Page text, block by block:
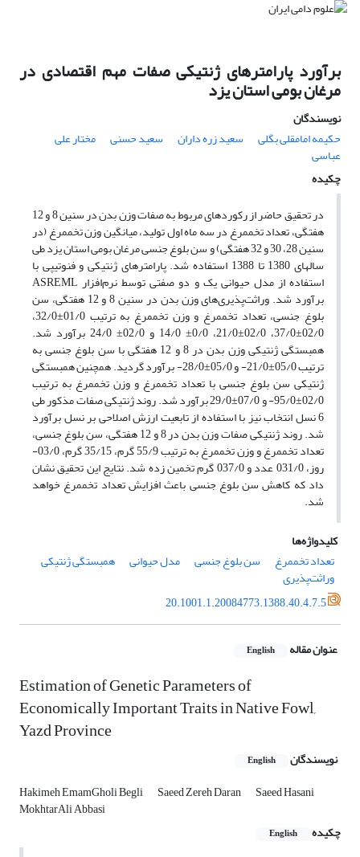
برآورد پارامترهای ژنتیکی صفات مهم اقتصادی در
مرغان بومی استان یزد
نویسندگان
حکیمه امامقلی بگلی
سعید زره داران سعید حسنی مختار علی
عباسی
چکیده
در تحقیق حاضر از رکوردهای مربوط به صفات وزن بدن در سنین 8 و 12
هفتگی، تعداد تخم‎مرغ در سه ماه اول تولید، میانگین وزن تخم‎مرغ (در
سنین 28، 30 و 32 هفتگی) و سن بلوغ جنسی مرغان بومی استان یزد طی
سال‎های 1380 تا 1388 استفاده شد. پارامترهای ژنتیکی و فنوتیپی با
استفاده از مدل حیوانی یک و دو صفتی توسط نرم‌افزار ASREML
برآورد شد. وراثت‌پذیری‌های وزن بدن در سنین 8 و 12 هفتگی، سن
بلوغ جنسی، تعداد تخم‎مرغ و وزن تخم‎مرغ به ترتیب 01/0±32/0،
02/0±37/0، 02/0±21/0، 0/0± 14/0 و 02/0± 24/0 برآورد شد.
همبستگی ژنتیکی ‌‌وزن بدن در 8 و 12 هفتگی با سن بلوغ جنسی به
ترتیب 05/0±21/0- و 05/0±28/0- برآورد گردید. همچنین همبستگی
ژنتیکی سن بلوغ جنسی با تعداد تخم‎مرغ و وزن تخم‎مرغ به ترتیب
02/0±95/0- و 07/0±29/0 برآورد شد. روند ژنتیکی صفات مذکور طی
6 نسل انتخاب نیز با استفاده از تابعیت ارزش اصلاحی بر نسل برآورد
شد. روند ژنتیکی صفات وزن بدن در 8 و 12 هفتگی، سن بلوغ جنسی،
تعداد تخم‎مرغ و وزن تخم‎مرغ به ترتیب 55/9 گرم، 35/15 گرم، 03/0-
روز، 031/0 عدد و 037/0 گرم تخمین زده شد. نتایج این تحقیق نشان
داد که کاهش سن بلوغ جنسی باعث افزایش تعداد تخم‎مرغ خواهد
شد.
کلیدواژه‌ها
تعداد تخم‎مرغ
سن بلوغ جنسی مدل حیوانی همبستگی ژنتیکی
وراثت‌پذیری
20.1001.1.20084773.1388.40.4.7.5
عنوان مقاله English
Estimation of Genetic Parameters of
Economically Important Traits in Native Fowl,
Yazd Province
نویسندگان English
Hakimeh EmamGholi Begli Saeed Zereh Daran Saeed Hasani
MokhtarAli Abbasi
چکیده
English